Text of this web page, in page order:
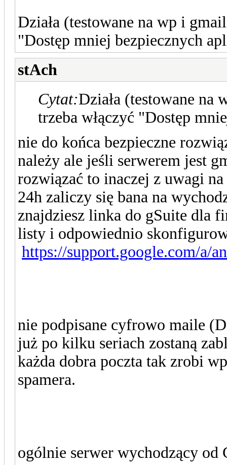
Działa (testowane na wp i
"Dostęp mniej bezpiecznych
stAch
Cytat:Działa (testowane na
trzeba włączyć "Dostęp
nie do końca bezpieczne
należy ale jeśli serwerem jest
rozwiązać to inaczej z uwagi
24h zaliczy się bana na
znajdziesz linka do gSuite dla
listy i odpowiednio
https://support.google.com/a/
nie podpisane cyfrowo maile
już po kilku seriach zostaną
każda dobra poczta tak zrobi
spamera.
ogólnie serwer wychodzący od